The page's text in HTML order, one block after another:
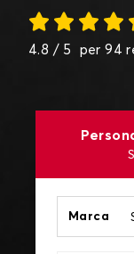
4.8 / 5 per 94
Marca